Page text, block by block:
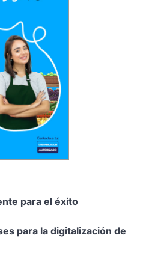
para el éxito
para la digitalización de